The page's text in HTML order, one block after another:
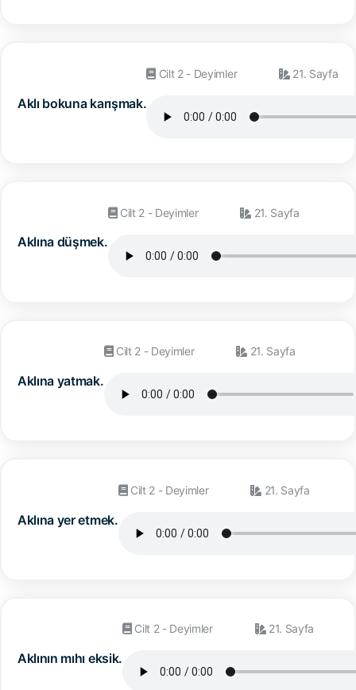
Aklı bokuna karışmak.
Cilt 2 - Deyimler 21. Sayfa
Aklına düşmek.
Cilt 2 - Deyimler 21. Sayfa
Aklına yatmak.
Cilt 2 - Deyimler 21. Sayfa
Aklına yer etmek.
Cilt 2 - Deyimler 21. Sayfa
Aklının mıhı eksik.
Cilt 2 - Deyimler 21. Sayfa